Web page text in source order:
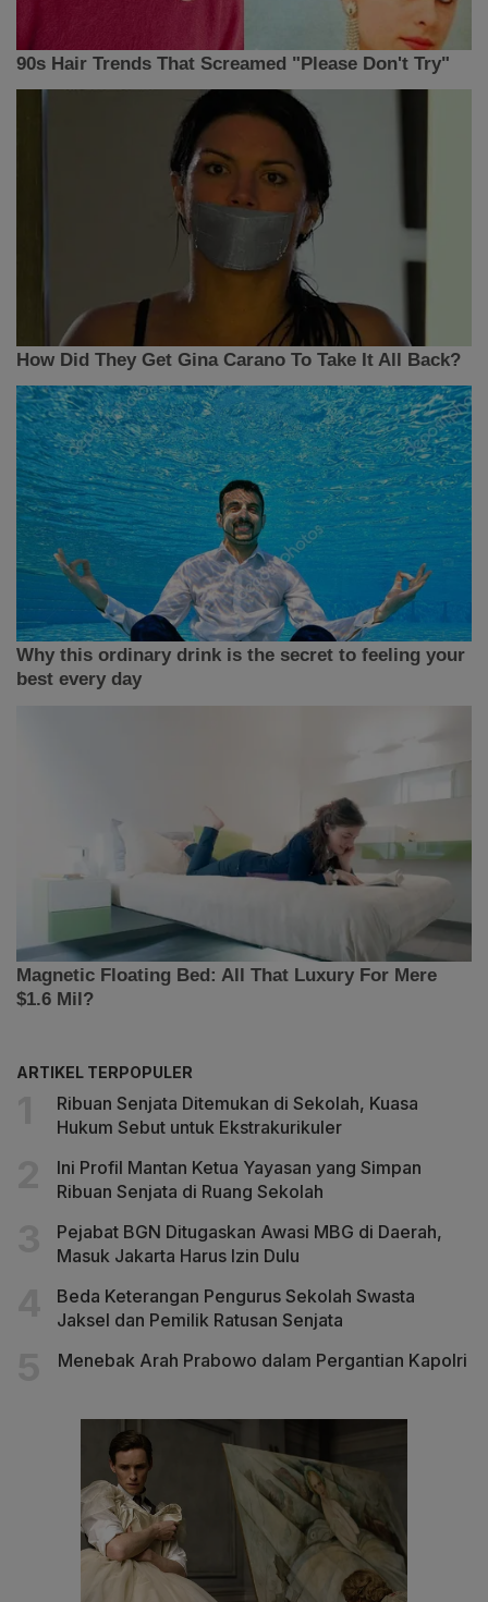
ARTIKEL TERPOPULER
Ribuan Senjata Ditemukan di Sekolah, Kuasa
Hukum Sebut untuk Ekstrakurikuler
Ini Profil Mantan Ketua Yayasan yang Simpan
Ribuan Senjata di Ruang Sekolah
Pejabat BGN Ditugaskan Awasi MBG di Daerah,
Masuk Jakarta Harus Izin Dulu
Beda Keterangan Pengurus Sekolah Swasta
Jaksel dan Pemilik Ratusan Senjata
Menebak Arah Prabowo dalam Pergantian Kapolri